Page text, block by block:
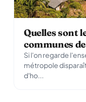
Quelles sont
communes
Si l'on regarde
métropole
d'ho...